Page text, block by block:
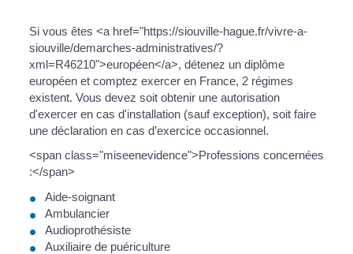
Si vous êtes <a href="https://siouville-hague.fr/vivre-a-
siouville/demarches-administratives/?
xml=R46210">européen</a>, détenez un diplôme
européen et comptez exercer en France, 2 régimes
existent. Vous devez soit obtenir une autorisation
d'exercer en cas d'installation (sauf exception), soit faire
une déclaration en cas d’exercice occasionnel.
<span class="miseenevidence">Professions concernées
:</span>
Aide-soignant
Ambulancier
Audioprothésiste
Auxiliaire de puériculture